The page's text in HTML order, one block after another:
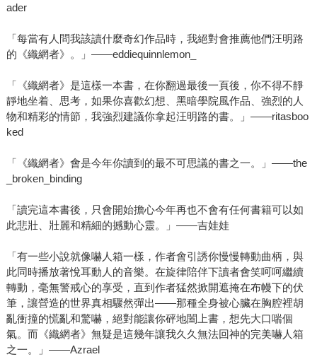
ader
「每當有人問我該讀什麼奇幻作品時，我絕對會推薦他們汪明路
的《織網者》。」——eddiequinnlemon_
「《織網者》是這樣一本書，在你翻過最後一頁後，你不得不靜
靜地坐着、思考，如果你喜歡幻想、黑暗學院風作品、強烈的人
物和精彩的情節，我強烈建議你拿起汪明路的書。」——ritasboo
ked
「《織網者》會是今年你讀到的最不可思議的書之一。」——the
_broken_binding
「讀完這本書後，只會開始擔心今年再也不會有任何書籍可以如
此悲壯、壯麗和精細的撼動心靈。」——吉娃娃
「有一些小說就像嚇人箱一樣，作者會引誘你慢慢轉動曲柄，與
此同時播放著悅耳動人的音樂。在旋律陪伴下讀者會笑呵呵繼續
轉動，毫無警戒心的享受，直到作者猛然掀開遮掩在布幔下的伏
筆，讓營造的世界真相驟然彈出——那種全身被心臟在胸腔裡胡
亂衝撞的慌亂和驚嚇，絕對能讓你砰地闔上書，想先大口喘個
氣。而《織網者》無疑是這幾年讓我久久無法回神的完美嚇人箱
之一。」——Azrael